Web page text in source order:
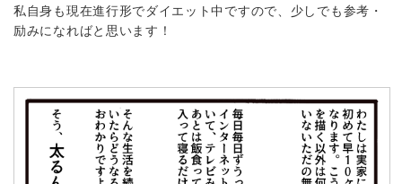
私自身も現在進行形でダイエット中ですので、少しでも参考・
励みになればと思います！